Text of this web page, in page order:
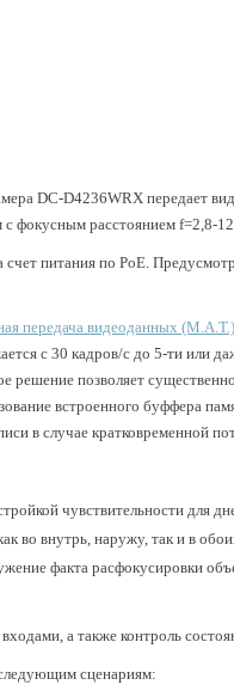
DC-D4236WRX передает
фокусным расстоянием f=2,8-
счет питания по PoE.
передача видеоданных (M.A.T.)
с 30 кадров/с до 5-ти или
решение позволяет
встроенного буффера
в случае кратковременной
чувствительности для
во внутрь, наружу, так и в
факта расфокусировки
а также контроль
сценариям: